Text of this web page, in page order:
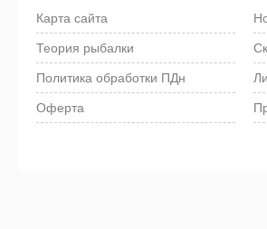
Карта сайта
Теория рыбалки
Политика обработки ПДн
Оферта